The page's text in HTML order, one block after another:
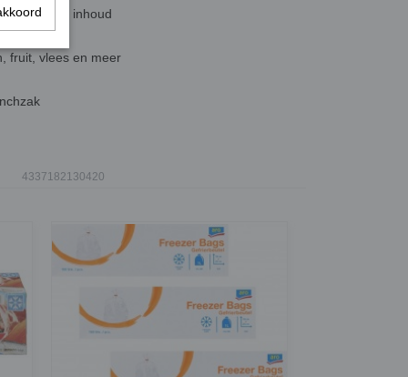
van inhoud
fruit, vlees en meer
4337182130420